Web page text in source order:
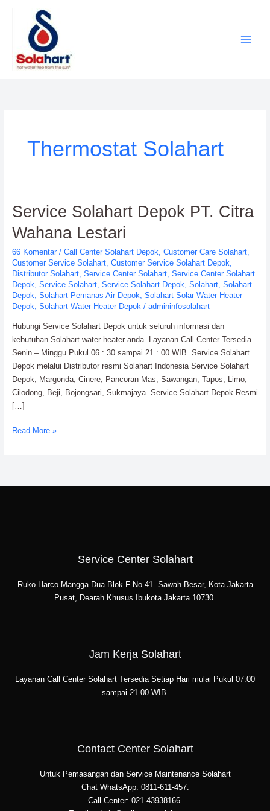
Thermostat Solahart
Service Solahart Depok PT. Citra
Wahana Lestari
66 Komentar / Call Center Solahart Depok Customer Care Solahart,
Customer Service Solahart, Customer Service Solahart Depok
Distributor Solahart, Service Center Solahart, Service Center Solahart
Depok Service Solahart, Service Solahart Depok Solahart, Solahart
Depok Solahart Pemanas Air Depok Solahart Solar Water Heater
Depok Solahart Water Heater Depok / admininfosolahart
Hubungi Service Solahart Depok untuk seluruh informasi dan
kebutuhan Solahart water heater anda. Layanan Call Center Tersedia
Senin – Minggu Pukul 06 : 30 sampai 21 : 00 WIB. Service Solahart
Depok melalui Distributor resmi Solahart Indonesia Service Solahart
Depok, Margonda, Cinere, Pancoran Mas, Sawangan, Tapos, Limo,
Cilodong, Beji, Bojongsari, Sukmajaya. Service Solahart Depok Resmi
[…]
Service
Solahart
Depok
PT.
Citra
Wahana
Lestari
Read More »
Service Center Solahart
Ruko Harco Mangga Dua Blok F No.41. Sawah Besar, Kota Jakarta
Pusat, Dearah Khusus Ibukota Jakarta 10730.
Jam Kerja Solahart
Layanan Call Center Solahart Tersedia Setiap Hari mulai Pukul 07.00
sampai 21.00 WIB.
Contact Center Solahart
Untuk Pemasangan dan Service Maintenance Solahart
Chat WhatsApp: 0811-611-457.
Call Center: 021-43938166.